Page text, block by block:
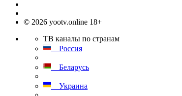
© 2026 yootv.online 18+
ТВ каналы по странам
Россия
Беларусь
Украина